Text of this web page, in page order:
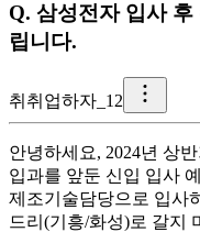
Q. 삼성전자 입사
립니다.
취 취업하자_12
안녕하세요, 2024년 상
입과를 앞둔 신입 입사
제조기술담당으로 입사
드리(기흥/화성)로 갈지